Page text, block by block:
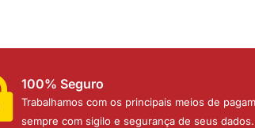
100% Seguro
Trabalhamos com os principais meios de
sempre com sigilo e segurança de seus dados.